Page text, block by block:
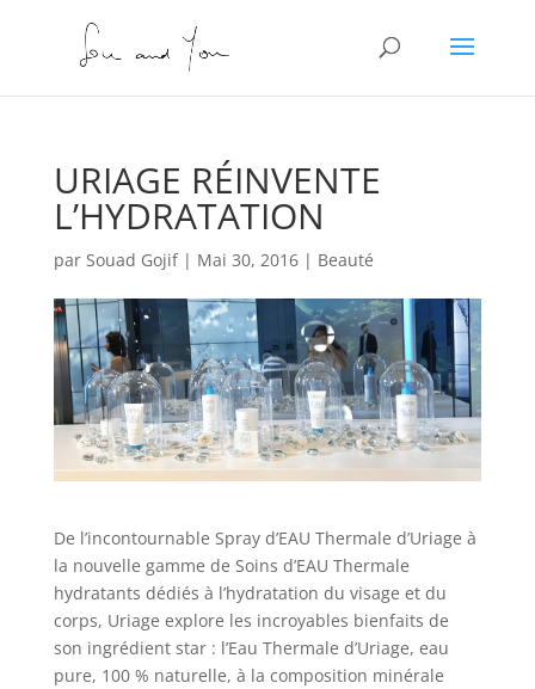
URIAGE RÉINVENTE
L’HYDRATATION
par Souad Gojif| Mai 30, 2016| Beauté
De l’incontournable Spray d’EAU Thermale d’Uriage à
la nouvelle gamme de Soins d’EAU Thermale
hydratants dédiés à l’hydratation du visage et du
corps, Uriage explore les incroyables bienfaits de
son ingrédient star : l’Eau Thermale d’Uriage, eau
pure, 100 % naturelle, à la composition minérale